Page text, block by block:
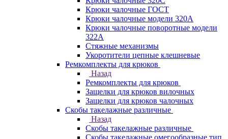
Крюки чалочные ГОСТ
Крюки чалочные модели 320А
Крюки чалочные поворотные модели
322А
Стяжные механизмы
Укоротители цепные клешневые
Ремкомплекты для крюков
Назад
Ремкомплекты для крюков
Защелки для крюков вилочных
Защелки для крюков чалочных
Скобы такелажные различные
Назад
Скобы такелажные различные
Скобы такелажные омегообразные тип